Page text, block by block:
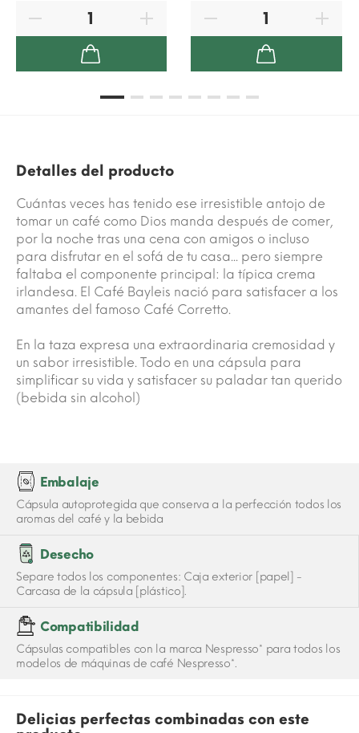
Detalles del producto
Cuántas veces has tenido ese irresistible antojo de
tomar un café como Dios manda después de comer,
por la noche tras una cena con amigos o incluso
para disfrutar en el sofá de tu casa... pero siempre
faltaba el componente principal: la típica crema
irlandesa. El Café Bayleis nació para satisfacer a los
amantes del famoso Café Corretto.
En la taza expresa una extraordinaria cremosidad y
un sabor irresistible. Todo en una cápsula para
simplificar su vida y satisfacer su paladar tan querido
(bebida sin alcohol)
Embalaje
Cápsula autoprotegida que conserva a la perfección todos los
aromas del café y la bebida
Desecho
Separe todos los componentes: Caja exterior [papel] -
Carcasa de la cápsula [plástico].
Compatibilidad
Cápsulas compatibles con la marca Nespresso* para todos los
modelos de máquinas de café Nespresso*.
Delicias perfectas combinadas con este